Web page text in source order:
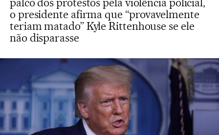
o presidente afirma que “provavelmente
teriam matado” Kyle Rittenhouse se ele
não disparasse